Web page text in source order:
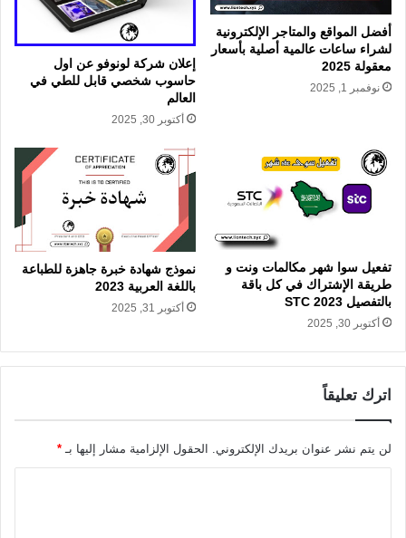
أفضل المواقع والمتاجر الإلكترونية
لشراء ساعات عالمية أصلية بأسعار
معقولة 2025
نوفمبر 1, 2025
إعلان شركة لونوفو عن اول
حاسوب شخصي قابل للطي في
العالم
أكتوبر 30, 2025
تفعيل سوا شهر مكالمات ونت و
طريقة الإشتراك في كل باقة
بالتفصيل STC 2023
أكتوبر 30, 2025
نموذج شهادة خبرة جاهزة للطباعة
باللغة العربية 2023
أكتوبر 31, 2025
اترك تعليقاً
لن يتم نشر عنوان بريدك الإلكتروني. الحقول الإلزامية مشار إليها بـ *